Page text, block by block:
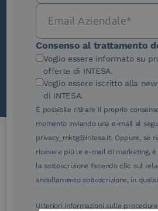
Novità, iniziative ed eventi
trasformazione digitale.
Scopri InNews
Le nostre
Consenso al trattamento
Voglio essere informato su
offerte di INTESA.
Voglio essere iscritto alla
di INTESA.
È possibile ritirare il proprio
momento inviando una e-mail al
privacy_mktg@intesa.it. Oppure, se
ricevere più le e-mail di marketing,
la sottoscrizione facendo clic sul
annullamento sottoscrizione, in
Ulteriori informazioni sulle